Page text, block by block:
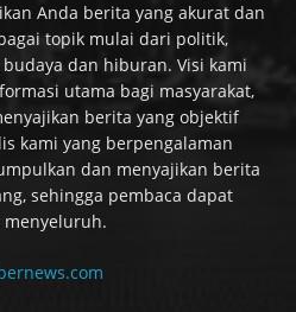
Anda berita yang akurat dan
topik mulai dari politik,
dan hiburan. Visi kami
utama bagi masyarakat,
berita yang objektif
kami yang berpengalaman
dan menyajikan berita
sehingga pembaca dapat
menyeluruh.